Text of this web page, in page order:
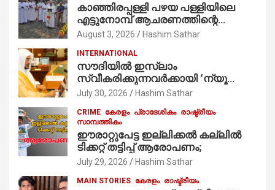
കാഞ്ഞിരപ്പള്ളി പഴയ പള്ളിയിലെ
എട്ടുനോമ്പ് ആചരണത്തിന്റെ
ഭാഗമായുള്ള പന്തലിന്റെ കാൽനാട്ട്
കുര്യൻ താമരശ്ശേരി
നിർവഹിക്കുന്നു.
August 3, 2026 Hashim Sathar
INTERNATIONAL
സൗദിയില്‍ ഇസ്‌ലാം
സ്വീകരിക്കുന്നവര്‍ക്കായി ‘ന്യൂ
മുസ്ലിം’ ഡിജിറ്റല്‍ കാര്‍ഡ് സേവനം
July 30, 2026 Hashim Sathar
CRIME കേരളം പ്രാദേശികം രാഷ്ട്രീയം
സാമ്പത്തികം
ഈരാറ്റുപേട്ട ഇല്ലിക്കൽ കല്ലിൽ
ടിക്കറ്റ് തട്ടിപ്പ് ആരോപണം;
July 29, 2026 Hashim Sathar
MAIN STORIES കേരളം രാഷ്ട്രീയം